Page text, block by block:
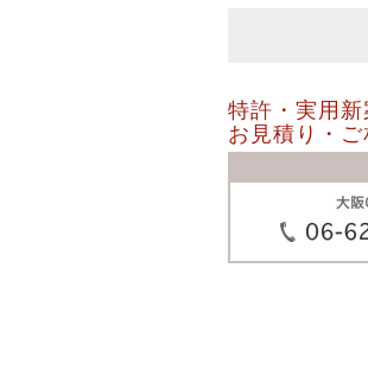
特許・実用新
お見積り・